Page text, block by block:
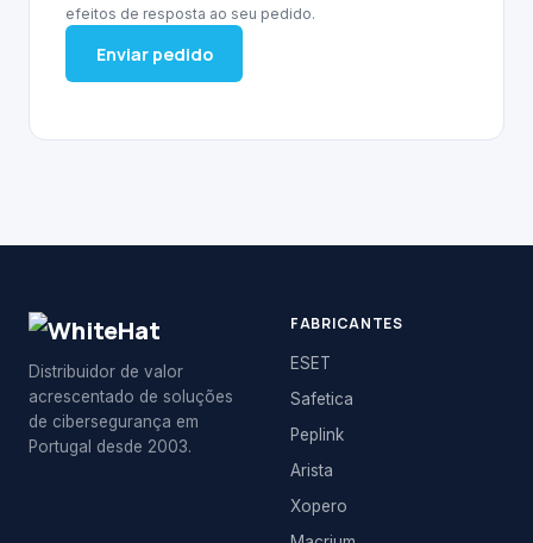
efeitos de resposta ao seu pedido.
Enviar pedido
Distribuidor de valor
acrescentado de soluções
de cibersegurança em
Portugal desde 2003.
FABRICANTES
ESET
Safetica
Peplink
Arista
Xopero